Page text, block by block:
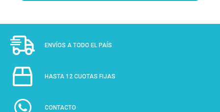
ENVÍOS A TODO EL PAÍS
HASTA 12 CUOTAS FIJAS
CONTACTO